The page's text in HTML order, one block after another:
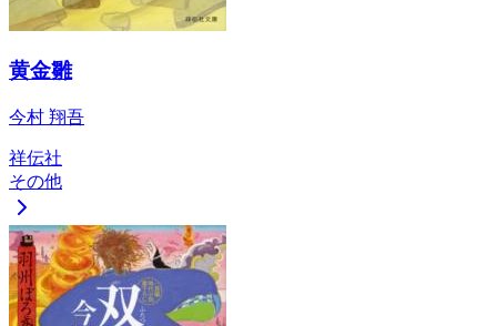
黄金雛
今村 翔吾
祥伝社
その他